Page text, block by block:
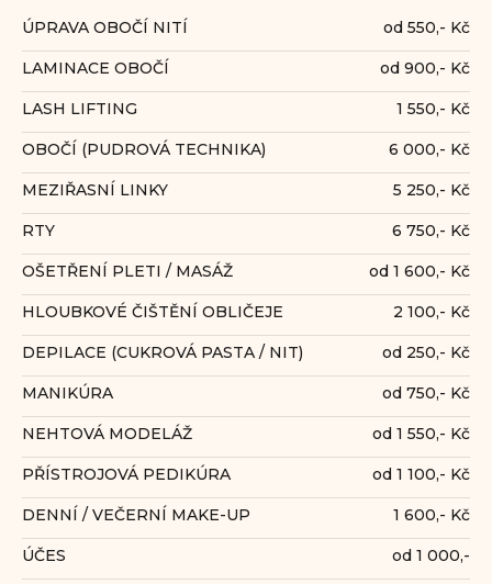
ÚPRAVA OBOČÍ NITÍ od 550,- Kč
LAMINACE OBOČÍ od 900,- Kč
LASH LIFTING 1 550,- Kč
OBOČÍ (PUDROVÁ TECHNIKA) 6 000,- Kč
MEZIŘASNÍ LINKY 5 250,- Kč
RTY 6 750,- Kč
OŠETŘENÍ PLETI / MASÁŽ od 1 600,- Kč
HLOUBKOVÉ ČIŠTĚNÍ OBLIČEJE 2 100,- Kč
DEPILACE (CUKROVÁ PASTA / NIT) od 250,- Kč
MANIKÚRA od 750,- Kč
NEHTOVÁ MODELÁŽ od 1 550,- Kč
PŘÍSTROJOVÁ PEDIKÚRA od 1 100,- Kč
DENNÍ / VEČERNÍ MAKE-UP 1 600,- Kč
ÚČES od 1 000,-